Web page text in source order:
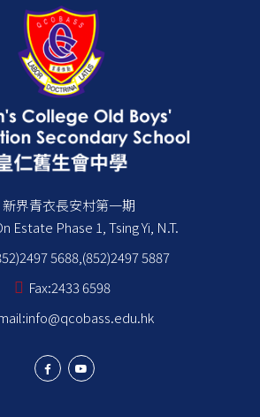
新界青衣長安村第一期
Estate Phase 1, Tsing Yi, N.T.
5688,(852)2497 5887
Fax:2433 6598
info@qcobass.edu.hk